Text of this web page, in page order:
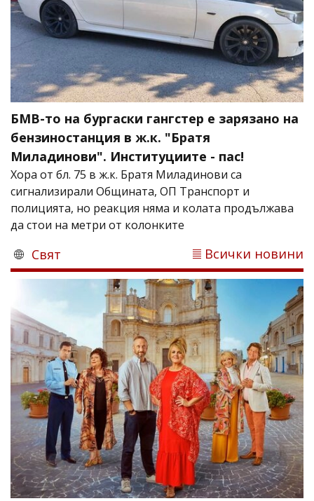
БМВ-то на бургаски гангстер е зарязано на
бензиностанция в ж.к. "Братя
Миладинови". Институциите - пас!
Хора от бл. 75 в ж.к. Братя Миладинови са
сигнализирали Oбщината, ОП Транспорт и
полицията, но реакция няма и колата продължава
да стои на метри от колонките
Свят Всички новини